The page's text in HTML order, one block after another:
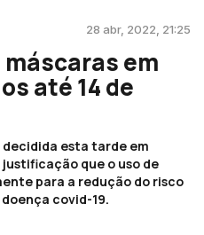
28 abr, 2022, 21:25
em
até 14 de
esta tarde em
que o uso de
para a redução do risco
covid-19.